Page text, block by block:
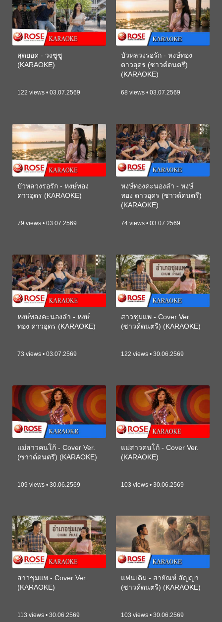
สุดยอด - วงซูซู
(KARAOKE)
122 views • 03.07.2569
บัวหลวงรอรัก - หงษ์ทอง
ดาวอุดร (ซาวด์ดนตรี)
(KARAOKE)
68 views • 03.07.2569
บัวหลวงรอรัก - หงษ์ทอง
ดาวอุดร (KARAOKE)
79 views • 03.07.2569
หงษ์ทองคะนองลำ - หงษ์
ทอง ดาวอุดร (ซาวด์ดนตรี)
(KARAOKE)
74 views • 03.07.2569
หงษ์ทองคะนองลำ - หงษ์
ทอง ดาวอุดร (KARAOKE)
73 views • 03.07.2569
สาวชุมแพ - Cover Ver.
(ซาวด์ดนตรี) (KARAOKE)
122 views • 30.06.2569
แม่สาวคนโก้ - Cover Ver.
(ซาวด์ดนตรี) (KARAOKE)
109 views • 30.06.2569
แม่สาวคนโก้ - Cover Ver.
(KARAOKE)
103 views • 30.06.2569
สาวชุมแพ - Cover Ver.
(KARAOKE)
113 views • 30.06.2569
แฟนเดิม - สายัณห์ สัญญา
(ซาวด์ดนตรี) (KARAOKE)
103 views • 30.06.2569